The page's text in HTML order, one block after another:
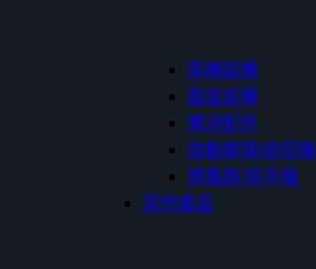
馬桶設備
面盆設備
電沖配件
自動龍頭/給皂機
通風扇/烘手機
其他產品